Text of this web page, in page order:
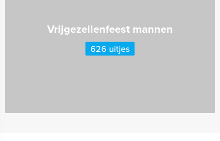
Vrijgezellenfeest mannen
626 uitjes